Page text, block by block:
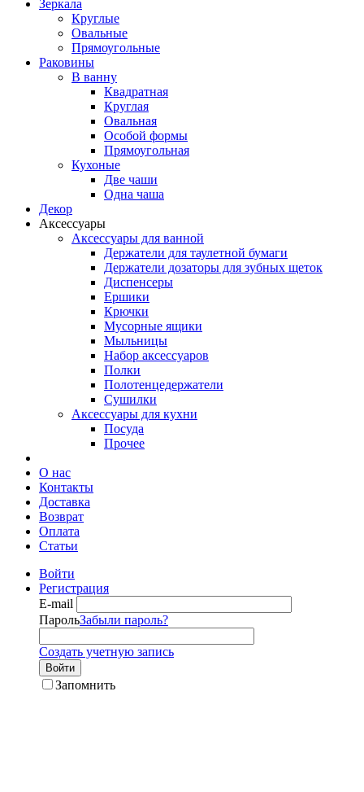
Зеркала
Круглые
Овальные
Прямоугольные
Раковины
В ванну
Квадратная
Круглая
Овальная
Особой формы
Прямоугольная
Кухоные
Две чаши
Одна чаша
Декор
Аксессуары
Аксессуары для ванной
Держатели для таулетной бумаги
Держатели дозаторы для зубных щеток
Диспенсеры
Ершики
Крючки
Мусорные ящики
Мыльницы
Набор аксессуаров
Полки
Полотенцедержатели
Сушилки
Аксессуары для кухни
Посуда
Прочее
О нас
Контакты
Доставка
Возврат
Оплата
Статьи
Войти
Регистрация
E-mail
ПарольЗабыли пароль?
Создать учетную запись
Войти
Запомнить